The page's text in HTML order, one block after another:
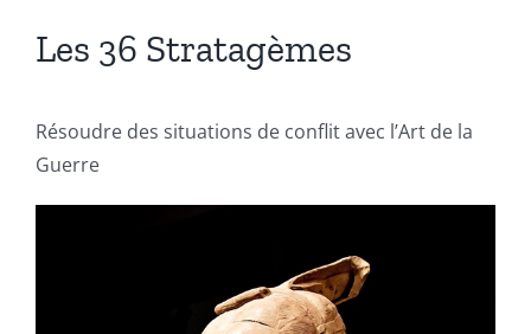
Les 36 Stratagèmes
Résoudre des situations de conflit avec l’Art de la
Guerre